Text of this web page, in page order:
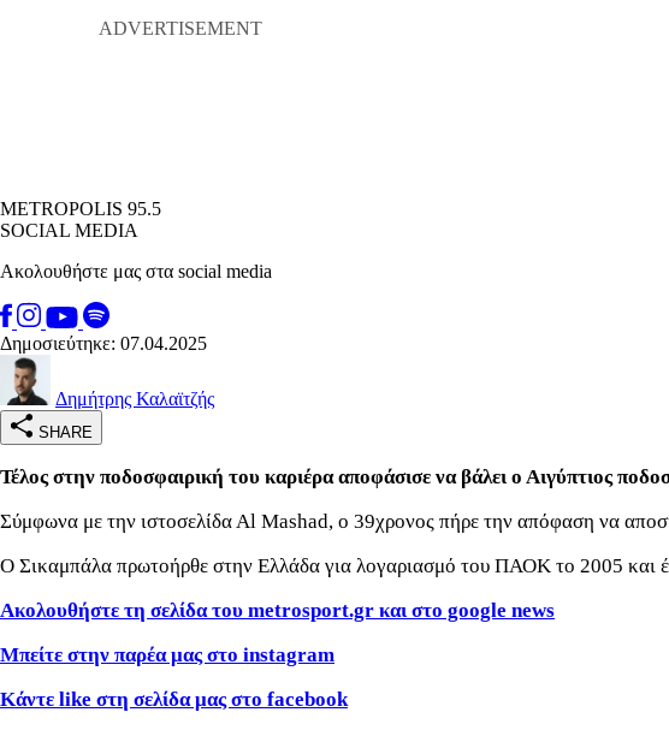
METROPOLIS 95.5
SOCIAL MEDIA
Ακολουθήστε μας στα social media
Δημοσιεύτηκε: 07.04.2025
Δημήτρης Καλαϊτζής
SHARE
Τέλος στην ποδοσφαιρική του καριέρα αποφάσισε να βάλει ο Αιγύπτιος
Σύμφωνα με την ιστοσελίδα Αl Mashad, ο 39χρονος πήρε την απόφαση να
Ο Σικαμπάλα πρωτοήρθε στην Ελλάδα για λογαριασμό του ΠΑΟΚ το 2005 και
Ακολουθήστε τη σελίδα του metrosport.gr και στο google news
Μπείτε στην παρέα μας στο instagram
Κάντε like στη σελίδα μας στο facebook